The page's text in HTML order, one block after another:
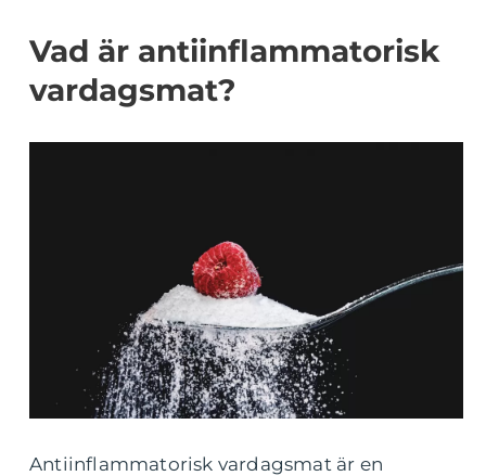
Vad är antiinflammatorisk
vardagsmat?
Antiinflammatorisk vardagsmat är en